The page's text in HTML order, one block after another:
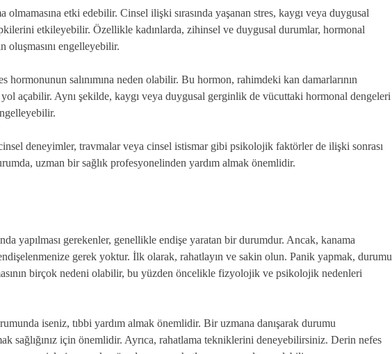
etki edebilir. Cinsel ilişki sırasında yaşanan stres, kaygı veya duygusal
etkileyebilir. Özellikle kadınlarda, zihinsel ve duygusal durumlar, hormonal
oluşmasını engelleyebilir.
hormonunun salınımına neden olabilir. Bu hormon, rahimdeki kan damarlarının
yol açabilir. Aynı şekilde, kaygı veya duygusal gerginlik de vücuttaki hormonal dengeleri
deneyimler, travmalar veya cinsel istismar gibi psikolojik faktörler de ilişki sonrası
uzman bir sağlık profesyonelinden yardım almak önemlidir.
yapılması gerekenler, genellikle endişe yaratan bir durumdur. Ancak, kanama
gerek yoktur. İlk olarak, rahatlayın ve sakin olun. Panik yapmak, durumu
birçok nedeni olabilir, bu yüzden öncelikle fizyolojik ve psikolojik nedenleri
iseniz, tıbbi yardım almak önemlidir. Bir uzmana danışarak durumu
sağlığınız için önemlidir. Ayrıca, rahatlama tekniklerini deneyebilirsiniz. Derin nefes